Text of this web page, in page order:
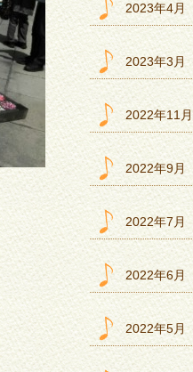
2023年4月
2023年3月
2022年11月
2022年9月
2022年7月
2022年6月
2022年5月